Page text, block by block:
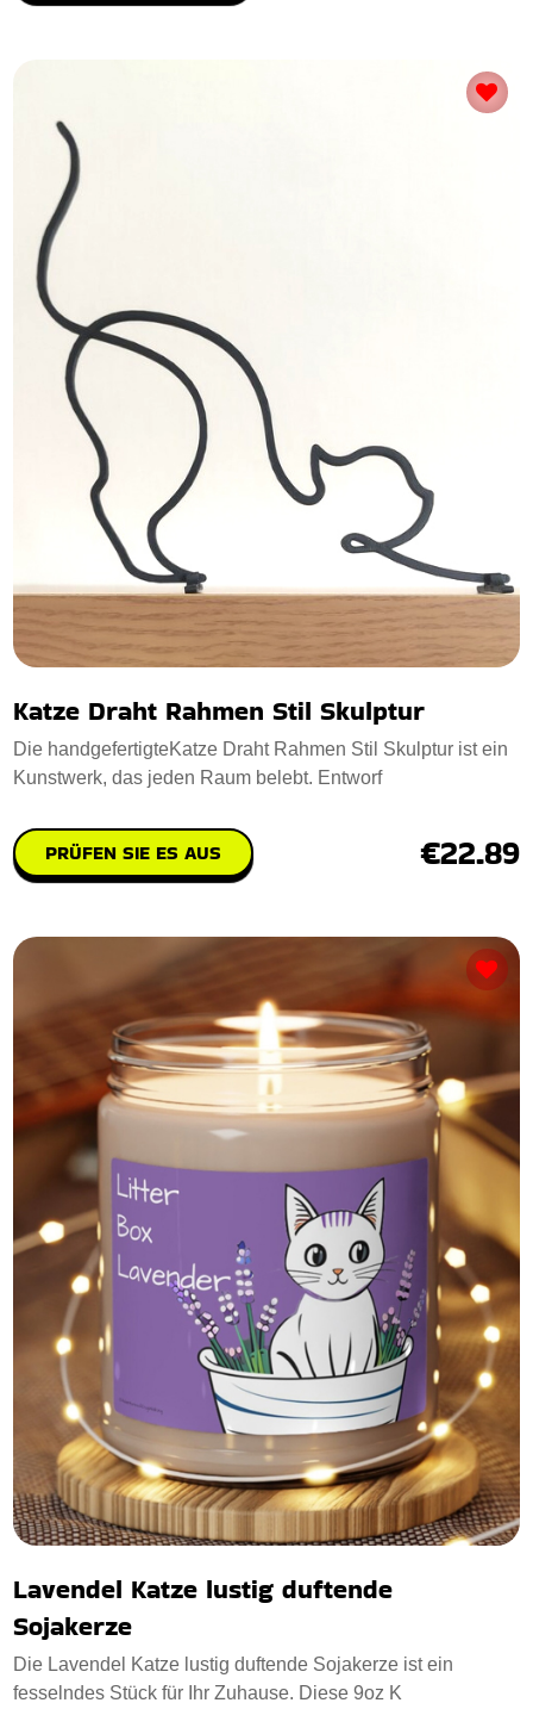
Katze Draht Rahmen Stil Skulptur
Die handgefertigteKatze Draht Rahmen Stil Skulptur ist ein
Kunstwerk, das jeden Raum belebt. Entworf
PRÜFEN SIE ES AUS €22.89
Lavendel Katze lustig duftende
Sojakerze
Die Lavendel Katze lustig duftende Sojakerze ist ein
fesselndes Stück für Ihr Zuhause. Diese 9oz K